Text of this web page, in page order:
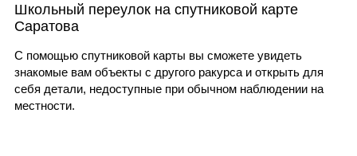
Школьный переулок на спутниковой карте
Саратова
С помощью спутниковой карты вы сможете увидеть
знакомые вам объекты с другого ракурса и открыть для
себя детали, недоступные при обычном наблюдении на
местности.